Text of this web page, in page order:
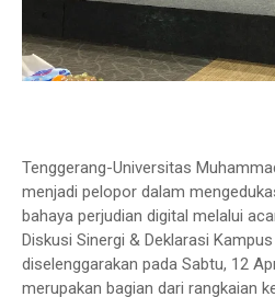
Tenggerang-Universitas
menjadi pelopor dalam
bahaya perjudian digital melalui
Diskusi Sinergi & Deklarasi
diselenggarakan pada Sabtu, 12
merupakan bagian dari rangkaian